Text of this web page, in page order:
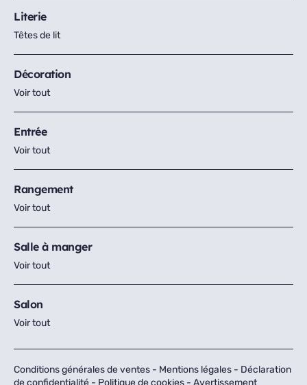
Literie
Têtes de lit
Décoration
Voir tout
Entrée
Voir tout
Rangement
Voir tout
Salle à manger
Voir tout
Salon
Voir tout
Conditions générales de ventes - Mentions légales - Déclaration